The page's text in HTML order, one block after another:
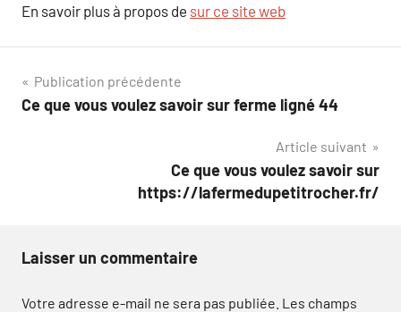
En savoir plus à propos de sur ce site web
Navigation
de
Publication précédente
Ce que vous voulez savoir sur ferme ligné 44
Article suivant
Ce que vous voulez savoir sur
https://lafermedupetitrocher.fr/
Laisser un commentaire
Votre adresse e-mail ne sera pas publiée. Les champs